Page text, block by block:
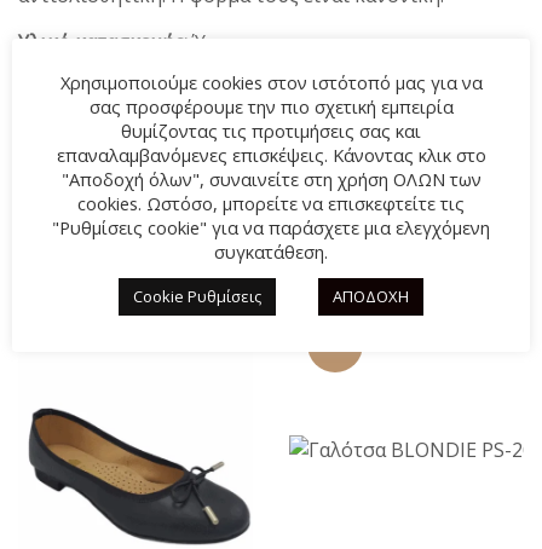
Υλικό κατασκευής:Ύφασμα
Σύνθεση πάτου:Συνθετικό δέρμα
ΣΧΕΤΙΚΆ ΠΡΟΪΌΝΤΑ
Χρησιμοποιούμε cookies στον ιστότοπό μας για να
σας προσφέρουμε την πιο σχετική εμπειρία
θυμίζοντας τις προτιμήσεις σας και
επαναλαμβανόμενες επισκέψεις. Κάνοντας κλικ στο
"Αποδοχή όλων", συναινείτε στη χρήση ΟΛΩΝ των
cookies. Ωστόσο, μπορείτε να επισκεφτείτε τις
"Ρυθμίσεις cookie" για να παράσχετε μια ελεγχόμενη
συγκατάθεση.
Cookie Ρυθμίσεις ΑΠΟΔΟΧΗ